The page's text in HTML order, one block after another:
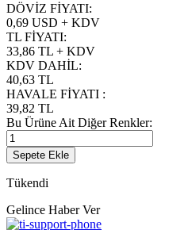
DÖVİZ FİYATI:
0,69 USD + KDV
TL FİYATI:
33,86 TL + KDV
KDV DAHİL:
40,63 TL
HAVALE FİYATI :
39,82 TL
Bu Ürüne Ait Diğer Renkler:
Sepete Ekle
Tükendi
Gelince Haber Ver